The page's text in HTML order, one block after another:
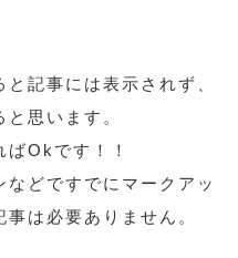
記事には表示されず、
思います。
Okです！！
どですでにマークアッ
は必要ありません。